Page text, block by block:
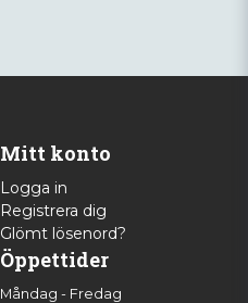
Mitt konto
Logga in
Registrera dig
Glömt lösenord?
Öppettider
Måndag - Fredag